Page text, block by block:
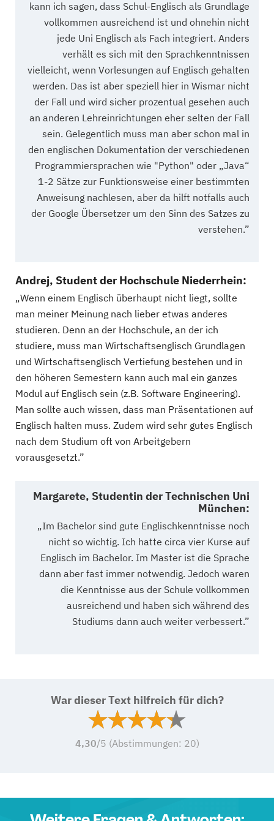
kann ich sagen, dass Schul-Englisch als Grundlage
vollkommen ausreichend ist und ohnehin nicht
jede Uni Englisch als Fach integriert. Anders
verhält es sich mit den Sprachkenntnissen
vielleicht, wenn Vorlesungen auf Englisch gehalten
werden. Das ist aber speziell hier in Wismar nicht
der Fall und wird sicher prozentual gesehen auch
an anderen Lehreinrichtungen eher selten der Fall
sein. Gelegentlich muss man aber schon mal in
den englischen Dokumentation der verschiedenen
Programmiersprachen wie "Python" oder „Java“
1-2 Sätze zur Funktionsweise einer bestimmten
Anweisung nachlesen, aber da hilft notfalls auch
der Google Übersetzer um den Sinn des Satzes zu
verstehen.”
Andrej, Student der Hochschule Niederrhein:
„Wenn einem Englisch überhaupt nicht liegt, sollte
man meiner Meinung nach lieber etwas anderes
studieren. Denn an der Hochschule, an der ich
studiere, muss man Wirtschaftsenglisch Grundlagen
und Wirtschaftsenglisch Vertiefung bestehen und in
den höheren Semestern kann auch mal ein ganzes
Modul auf Englisch sein (z.B. Software Engineering).
Man sollte auch wissen, dass man Präsentationen auf
Englisch halten muss. Zudem wird sehr gutes Englisch
nach dem Studium oft von Arbeitgebern
vorausgesetzt.”
Margarete, Studentin der Technischen Uni
München:
„Im Bachelor sind gute Englischkenntnisse noch
nicht so wichtig. Ich hatte circa vier Kurse auf
Englisch im Bachelor. Im Master ist die Sprache
dann aber fast immer notwendig. Jedoch waren
die Kenntnisse aus der Schule vollkommen
ausreichend und haben sich während des
Studiums dann auch weiter verbessert.”
War dieser Text hilfreich für dich?
4,30/5 (Abstimmungen: 20)